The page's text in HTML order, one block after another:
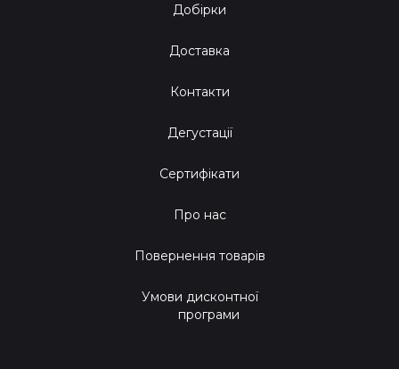
Добірки
Доставка
Контакти
Дегустації
Сертифікати
Про нас
Повернення товарів
Умови дисконтної
програми